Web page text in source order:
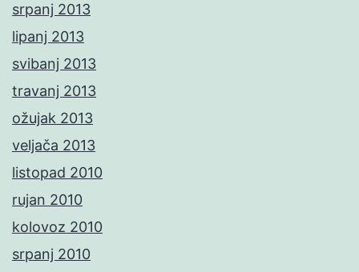
srpanj 2013
lipanj 2013
svibanj 2013
travanj 2013
ožujak 2013
veljača 2013
listopad 2010
rujan 2010
kolovoz 2010
srpanj 2010